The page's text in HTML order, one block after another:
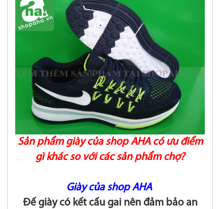
Sản phẩm giày của shop AHA có ưu điểm
gì khác so với các sản phẩm chợ?
Giày của shop AHA
Đế giày có kết cấu gai nên đảm bảo an